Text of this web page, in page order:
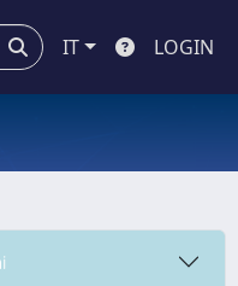
IT LOGIN